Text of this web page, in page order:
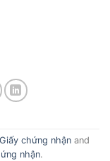
Giấy chứng nhận and
nhận.